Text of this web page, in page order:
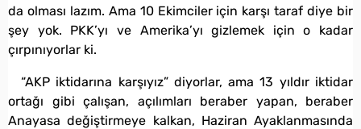
da olması lazım. Ama 10 Ekimciler için karşı taraf diye bir
şey yok. PKK’yı ve Amerika’yı gizlemek için o kadar
çırpınıyorlar ki.
“AKP iktidarına karşıyız” diyorlar, ama 13 yıldır iktidar
ortağı gibi çalışan, açılımları beraber yapan, beraber
Anayasa değiştirmeye kalkan, Haziran Ayaklanmasında